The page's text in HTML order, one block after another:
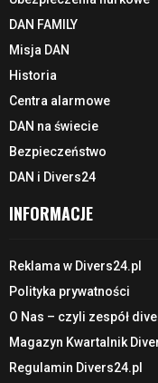
DAN FAMILY
Misja DAN
Historia
Centra alarmowe
DAN na świecie
Bezpieczeństwo
DAN i Divers24
INFORMACJE
Reklama w Divers24.pl
Polityka prywatności
O Nas – czyli zespół
Magazyn Kwartalnik
Regulamin Divers24.pl